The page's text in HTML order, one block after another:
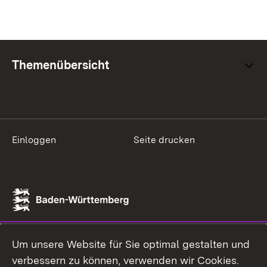
Themenübersicht
Einloggen Seite drucken
Um unsere Website für Sie optimal gestalten und
verbessern zu können, verwenden wir Cookies.